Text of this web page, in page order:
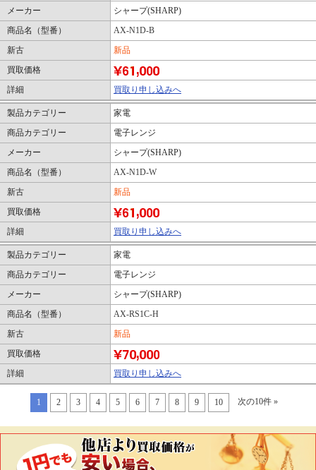
メーカー
シャープ(SHARP)
商品名（型番）
AX-N1D-B
新古
新品
買取価格
詳細
買取り申し込みへ
製品カテゴリー
家電
商品カテゴリー
電子レンジ
メーカー
シャープ(SHARP)
商品名（型番）
AX-N1D-W
新古
新品
買取価格
詳細
買取り申し込みへ
製品カテゴリー
家電
商品カテゴリー
電子レンジ
メーカー
シャープ(SHARP)
商品名（型番）
AX-RS1C-H
新古
新品
買取価格
詳細
買取り申し込みへ
1 2 3 4 5 6 7 8 9 10 次の10件 »